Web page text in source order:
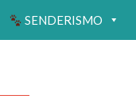
SENDERISMO